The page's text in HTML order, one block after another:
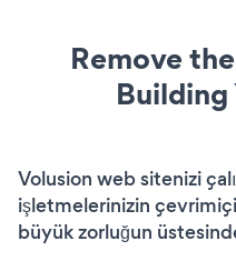
Remove
Building
Volusion web sitenizi
işletmelerinizin çevrimiçi
büyük zorluğun